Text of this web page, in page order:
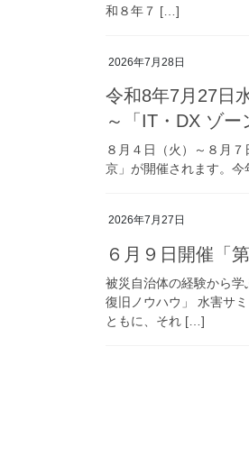
和８年７ […]
2026年7月28日
令和8年7月27日
～「IT・DX ゾ
８月４日（火）～８月
京」が開催されます。
2026年7月27日
６月９日開催「
被災自治体の経験から
復旧ノウハウ」 水害サ
ともに、それ […]